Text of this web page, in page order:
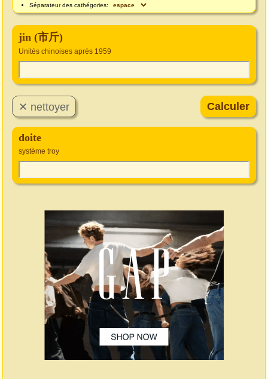
Séparateur des cathégories:
jin (市斤)
Unités chinoises après 1959
doite
système troy